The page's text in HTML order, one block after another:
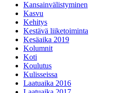
Kansainvälistyminen
Kasvu
Kehitys
Kestävä liiketoiminta
Kesäaika 2019
Kolumnit
Koti
Koulutus
Kulisseissa
Laatuaika 2016